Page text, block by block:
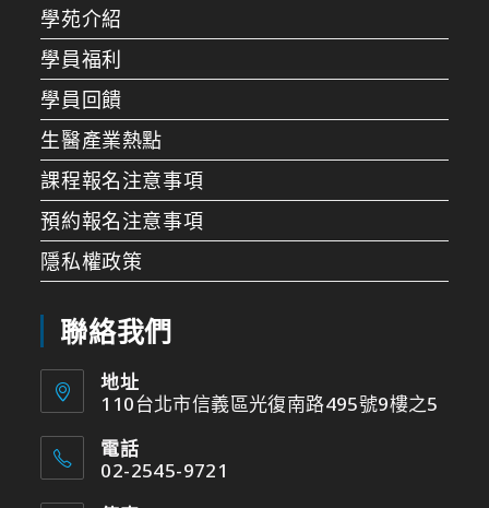
學苑介紹
學員福利
學員回饋
生醫產業熱點
課程報名注意事項
預約報名注意事項
隱私權政策
聯絡我們
地址
110台北市信義區光復南路495號9樓之5
電話
02-2545-9721